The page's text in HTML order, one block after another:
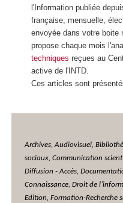
l'Information publiée
française, mensuelle,
envoyée dans votre boite
propose chaque mois
techniques reçues au
active de l'INTD.
Ces articles sont
Archives, Audiovisuel,
sociaux, Communication
Diffusion - Accès,
Connaissance, Droit de
Edition, Formation-Recherche